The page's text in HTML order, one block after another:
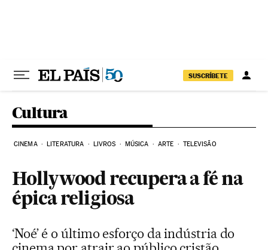
SUSCRÍBETE
Cultura
CINEMA LITERATURA LIVROS MÚSICA ARTE TELEVISÃO
Hollywood recupera a fé na
épica religiosa
‘Noé’ é o último esforço da indústria do